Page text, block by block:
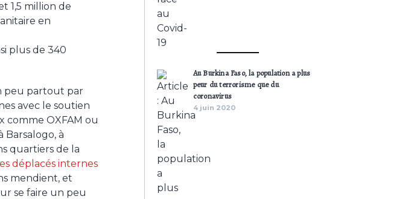
1,5 million de
en
plus de 340
peu partout par
avec le soutien
comme OXFAM ou
Barsalogo, à
quartiers de la
déplacés internes
mendient, et
se faire un peu
Au Burkina Faso, la population a plus
peur du terrorisme que du
coronavirus
4 juin 2020